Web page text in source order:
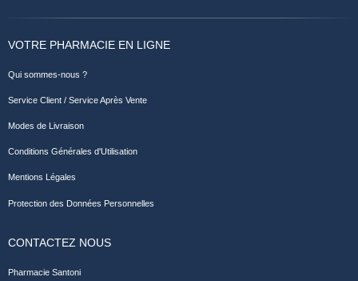
VOTRE PHARMACIE EN LIGNE
Qui sommes-nous ?
Service Client / Service Après Vente
Modes de Livraison
Conditions Générales d'Utilisation
Mentions Légales
Protection des Données Personnelles
CONTACTEZ NOUS
Pharmacie Santoni